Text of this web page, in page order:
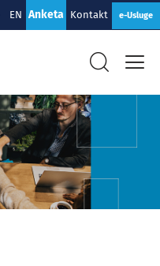
EN Anketa Kontakt e-Usluge